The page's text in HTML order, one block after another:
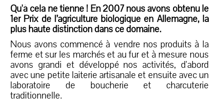
Qu'à cela ne tienne ! En 2007 nous avons obtenu le
1er Prix de l’agriculture biologique en Allemagne, la
plus haute distinction dans ce domaine.
Nous avons commencé à vendre nos produits à la
ferme et sur les marchés et au fur et à mesure nous
avons grandi et développé nos activités, d'abord
avec une petite laiterie artisanale et ensuite avec un
laboratoire de boucherie et charcuterie
traditionnelle.